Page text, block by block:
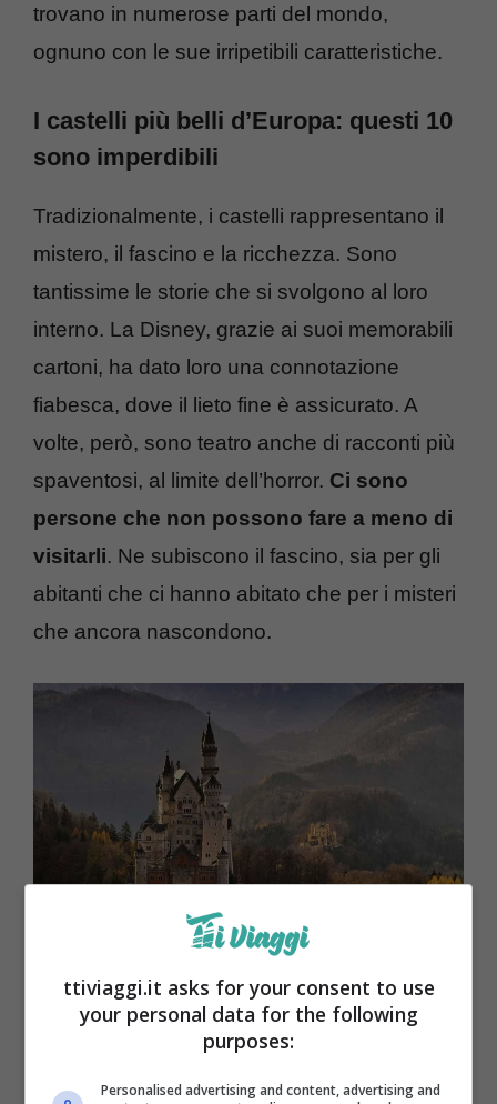
trovano in numerose parti del mondo,
ognuno con le sue irripetibili caratteristiche.
I castelli più belli d’Europa: questi 10
sono imperdibili
Tradizionalmente, i castelli rappresentano il
mistero, il fascino e la ricchezza. Sono
tantissime le storie che si svolgono al loro
interno. La Disney, grazie ai suoi memorabili
cartoni, ha dato loro una connotazione
fiabesca, dove il lieto fine è assicurato. A
volte, però, sono teatro anche di racconti più
spaventosi, al limite dell’horror. Ci sono
persone che non possono fare a meno di
visitarli. Ne subiscono il fascino, sia per gli
abitanti che ci hanno abitato che per i misteri
che ancora nascondono.
Ecco quali sono i castelli più belli da visitare in inverno –
ttiviaggi.it
ttiviaggi.it asks for your consent to use
your personal data for the following
purposes:
Personalised advertising and content, advertising and